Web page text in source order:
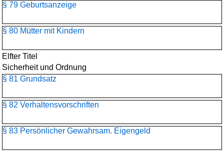
§ 79 Geburtsanzeige
§ 80 Mütter mit Kindern
Elfter Titel
Sicherheit und Ordnung
§ 81 Grundsatz
§ 82 Verhaltensvorschriften
§ 83 Persönlicher Gewahrsam. Eigengeld